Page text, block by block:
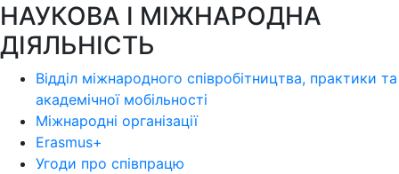
НАУКОВА І МІЖНАРОДНА
ДІЯЛЬНІСТЬ
Відділ міжнародного співробітництва, практики та
академічної мобільності
Міжнародні організації
Erasmus+
Угоди про співпрацю